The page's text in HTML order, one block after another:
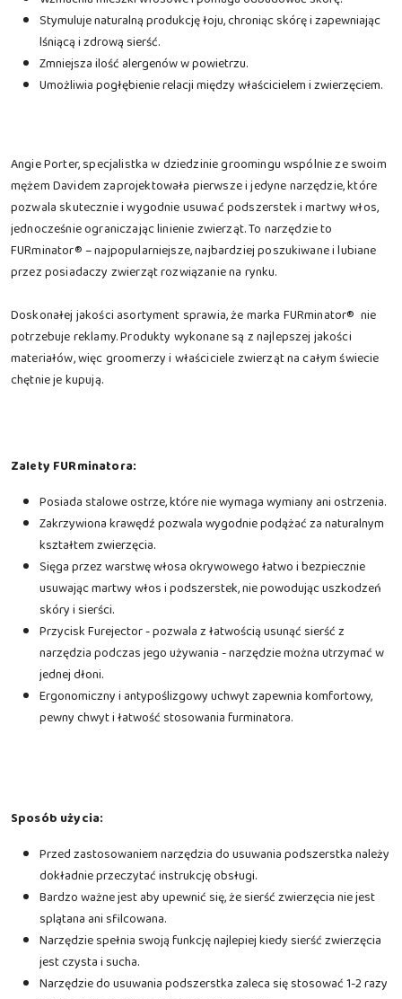
Stymuluje naturalną produkcję łoju, chroniąc skórę i zapewniając
lśniącą i zdrową sierść.
Zmniejsza ilość alergenów w powietrzu.
Umożliwia pogłębienie relacji między właścicielem i zwierzęciem.
Angie Porter, specjalistka w dziedzinie groomingu wspólnie ze swoim
mężem Davidem zaprojektowała pierwsze i jedyne narzędzie, które
pozwala skutecznie i wygodnie usuwać podszerstek i martwy włos,
jednocześnie ograniczając linienie zwierząt. To narzędzie to
FURminator® – najpopularniejsze, najbardziej poszukiwane i lubiane
przez posiadaczy zwierząt rozwiązanie na rynku.
Doskonałej jakości asortyment sprawia, że marka FURminator® nie
potrzebuje reklamy. Produkty wykonane są z najlepszej jakości
materiałów, więc groomerzy i właściciele zwierząt na całym świecie
chętnie je kupują.
Zalety FURminatora:
Posiada stalowe ostrze, które nie wymaga wymiany ani ostrzenia.
Zakrzywiona krawędź pozwala wygodnie podążać za naturalnym
kształtem zwierzęcia.
Sięga przez warstwę włosa okrywowego łatwo i bezpiecznie
usuwając martwy włos i podszerstek, nie powodując uszkodzeń
skóry i sierści.
Przycisk Furejector - pozwala z łatwością usunąć sierść z
narzędzia podczas jego używania - narzędzie można utrzymać w
jednej dłoni.
Ergonomiczny i antypoślizgowy uchwyt zapewnia komfortowy,
pewny chwyt i łatwość stosowania furminatora.
Sposób użycia:
Przed zastosowaniem narzędzia do usuwania podszerstka należy
dokładnie przeczytać instrukcję obsługi.
Bardzo ważne jest aby upewnić się, że sierść zwierzęcia nie jest
splątana ani sfilcowana.
Narzędzie spełnia swoją funkcję najlepiej kiedy sierść zwierzęcia
jest czysta i sucha.
Narzędzie do usuwania podszerstka zaleca się stosować 1-2 razy